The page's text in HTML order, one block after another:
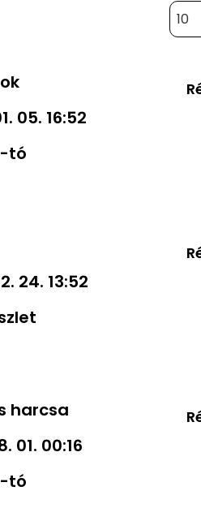
10
05. 16:52
tó
24. 13:52
harcsa
01. 00:16
tó